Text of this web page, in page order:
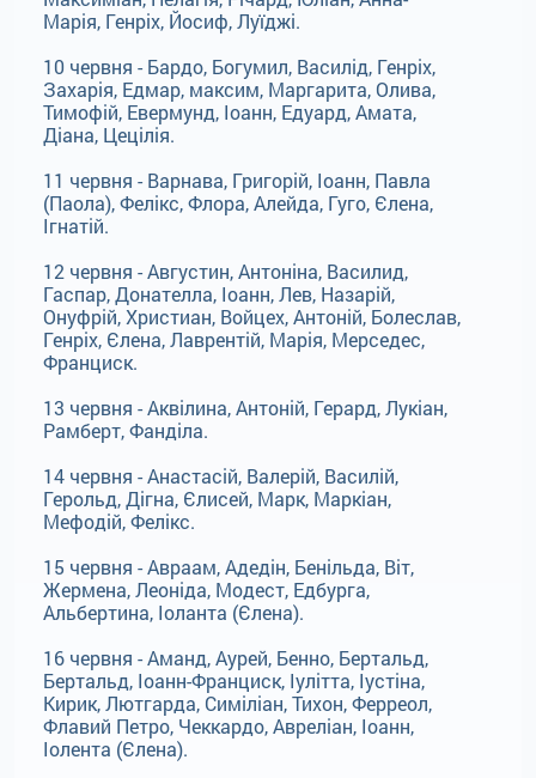
Марія, Генріх, Йосиф, Луїджі.
10 червня - Бардо, Богумил, Василід, Генріх,
Захарія, Едмар, максим, Маргарита, Олива,
Тимофій, Евермунд, Іоанн, Едуард, Амата,
Діана, Цецілія.
11 червня - Варнава, Григорій, Іоанн, Павла
(Паола), Фелікс, Флора, Алейда, Гуго, Єлена,
Ігнатій.
12 червня - Августин, Антоніна, Василид,
Гаспар, Донателла, Іоанн, Лев, Назарій,
Онуфрій, Христиан, Войцех, Антоній, Болеслав,
Генріх, Єлена, Лаврентій, Марія, Мерседес,
Франциск.
13 червня - Аквілина, Антоній, Герард, Лукіан,
Рамберт, Фанділа.
14 червня - Анастасій, Валерій, Василій,
Герольд, Дігна, Єлисей, Марк, Маркіан,
Мефодій, Фелікс.
15 червня - Авраам, Адедін, Бенільда, Віт,
Жермена, Леоніда, Модест, Едбурга,
Альбертина, Іоланта (Єлена).
16 червня - Аманд, Аурей, Бенно, Бертальд,
Бертальд, Іоанн-Франциск, Іулітта, Іустіна,
Кирик, Лютгарда, Симіліан, Тихон, Ферреол,
Флавий Петро, Чеккардо, Авреліан, Іоанн,
Іолента (Єлена).